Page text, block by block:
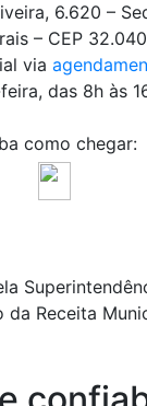
6.620 –
– CEP
via
das 8h às
como chegar:
da Receita